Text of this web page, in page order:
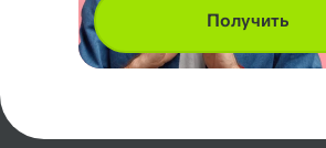
Получить